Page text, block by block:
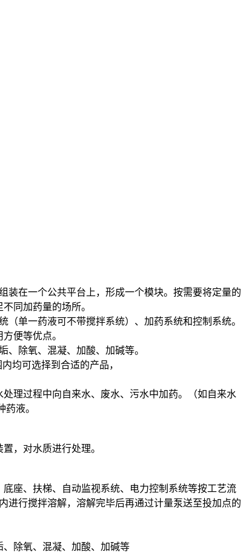
装在一个公共平台上，形成一个模块。按需要将定量的
同加药量的场所。
单一药液可不带搅拌系统）、加药系统和控制系统。
便等优点。
、除氧、混凝、加酸、加碱等。
均可选择到合适的产品，
理过程中向自来水、废水、污水中加药。（如自来水
液。
，对水质进行处理。
座、扶梯、自动监视系统、电力控制系统等按工艺流
进行搅拌溶解，溶解完毕后再通过计量泵送至投加点的
垢、除氧、混凝、加酸、加碱等